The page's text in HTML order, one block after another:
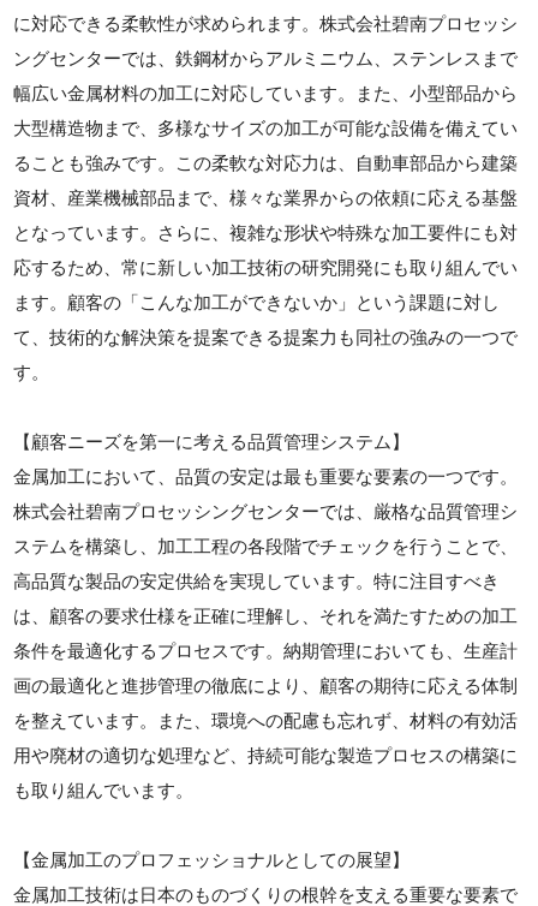
に対応できる柔軟性が求められます。株式会社碧南プロセッシ
ングセンターでは、鉄鋼材からアルミニウム、ステンレスまで
幅広い金属材料の加工に対応しています。また、小型部品から
大型構造物まで、多様なサイズの加工が可能な設備を備えてい
ることも強みです。この柔軟な対応力は、自動車部品から建築
資材、産業機械部品まで、様々な業界からの依頼に応える基盤
となっています。さらに、複雑な形状や特殊な加工要件にも対
応するため、常に新しい加工技術の研究開発にも取り組んでい
ます。顧客の「こんな加工ができないか」という課題に対し
て、技術的な解決策を提案できる提案力も同社の強みの一つで
す。
【顧客ニーズを第一に考える品質管理システム】
金属加工において、品質の安定は最も重要な要素の一つです。
株式会社碧南プロセッシングセンターでは、厳格な品質管理シ
ステムを構築し、加工工程の各段階でチェックを行うことで、
高品質な製品の安定供給を実現しています。特に注目すべき
は、顧客の要求仕様を正確に理解し、それを満たすための加工
条件を最適化するプロセスです。納期管理においても、生産計
画の最適化と進捗管理の徹底により、顧客の期待に応える体制
を整えています。また、環境への配慮も忘れず、材料の有効活
用や廃材の適切な処理など、持続可能な製造プロセスの構築に
も取り組んでいます。
【金属加工のプロフェッショナルとしての展望】
金属加工技術は日本のものづくりの根幹を支える重要な要素で